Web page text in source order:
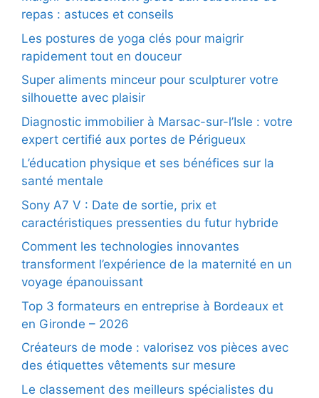
repas : astuces et conseils
Les postures de yoga clés pour maigrir
rapidement tout en douceur
Super aliments minceur pour sculpturer votre
silhouette avec plaisir
Diagnostic immobilier à Marsac-sur-l’Isle : votre
expert certifié aux portes de Périgueux
L’éducation physique et ses bénéfices sur la
santé mentale
Sony A7 V : Date de sortie, prix et
caractéristiques pressenties du futur hybride
Comment les technologies innovantes
transforment l’expérience de la maternité en un
voyage épanouissant
Top 3 formateurs en entreprise à Bordeaux et
en Gironde – 2026
Créateurs de mode : valorisez vos pièces avec
des étiquettes vêtements sur mesure
Le classement des meilleurs spécialistes du